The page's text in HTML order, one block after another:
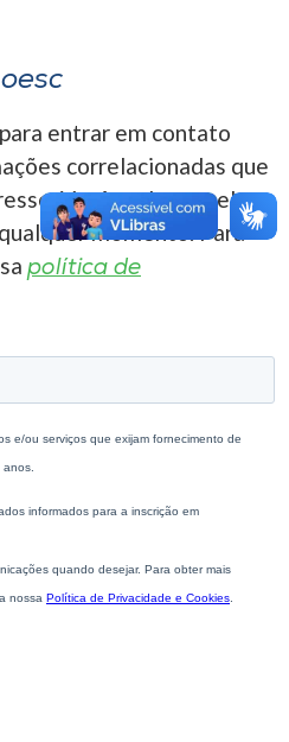
entrar em contato
correlacionadas que
Você pode cancelar o
momento. Para
política de